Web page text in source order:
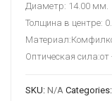
Диаметр: 14.00 мм.
Толщина в центре:
Оптическая сила:от
SKU: N/A Categories: